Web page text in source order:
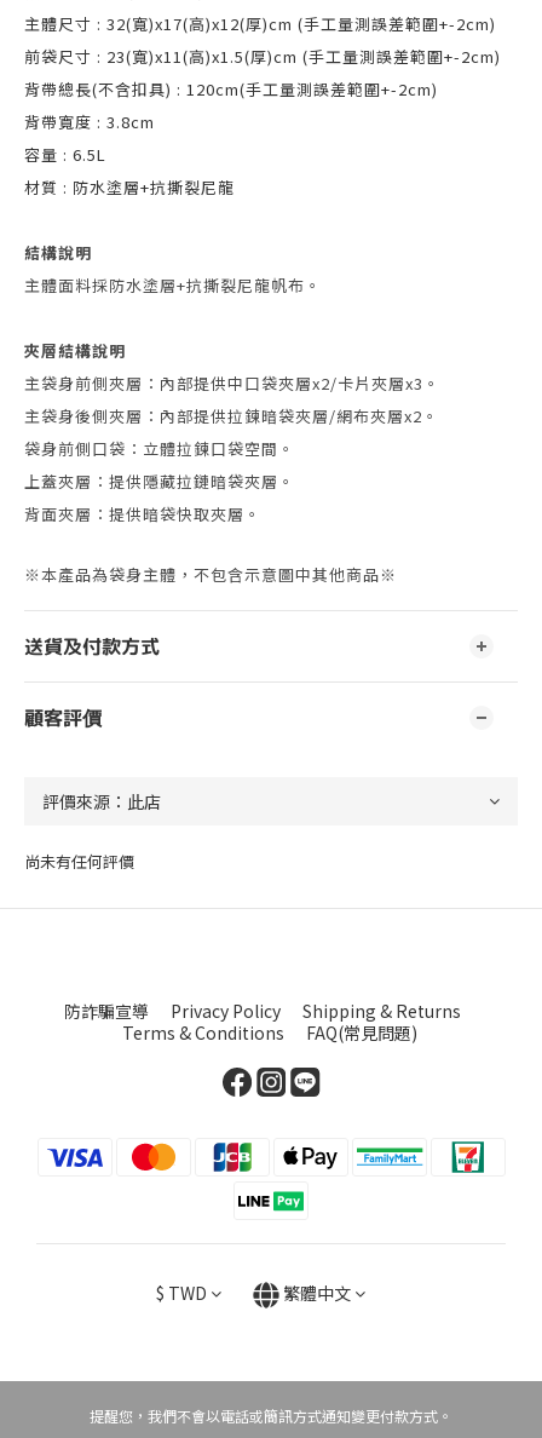
主體尺寸 : 32(寬)x17(高)x12(厚)cm (手工量測誤差範圍+-2cm)
前袋尺寸 : 23(寬)x11(高)x1.5(厚)cm (手工量測誤差範圍+-2cm)
背帶總長(不含扣具) : 120cm(手工量測誤差範圍+-2cm)
背帶寬度 : 3.8cm
容量 : 6.5L
材質 : 防水塗層+抗撕裂尼龍
結構說明
主體面料採防水塗層+抗撕裂尼龍帆布。
夾層結構說明
主袋身前側夾層：內部提供中口袋夾層x2/卡片夾層x3。
主袋身後側夾層：內部提供拉鍊暗袋夾層/網布夾層x2。
袋身前側口袋：立體拉鍊口袋空間。
上蓋夾層：提供隱藏拉鏈暗袋夾層。
背面夾層：提供暗袋快取夾層。
※本產品為袋身主體，不包含示意圖中其他商品※
送貨及付款方式
顧客評價
尚未有任何評價
防詐騙宣導 Privacy Policy
Shipping & Returns
Terms & Conditions
FAQ(常見問題)
$ TWD 繁體中文
提醒您，我們不會以電話或簡訊方式通知變更付款方式。